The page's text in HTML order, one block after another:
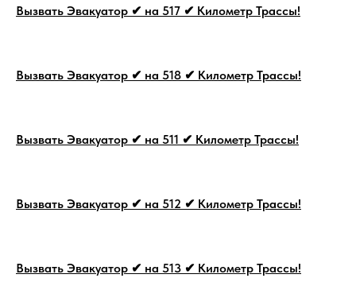
Вызвать Эвакуатор ✔ на 517 ✔ Километр Трассы!
Вызвать Эвакуатор ✔ на 518 ✔ Километр Трассы!
Вызвать Эвакуатор ✔ на 511 ✔ Километр Трассы!
Вызвать Эвакуатор ✔ на 512 ✔ Километр Трассы!
Вызвать Эвакуатор ✔ на 513 ✔ Километр Трассы!